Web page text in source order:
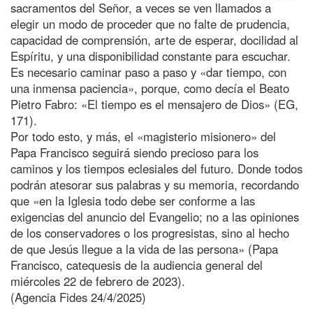
sacramentos del Señor, a veces se ven llamados a
elegir un modo de proceder que no falte de prudencia,
capacidad de comprensión, arte de esperar, docilidad al
Espíritu, y una disponibilidad constante para escuchar.
Es necesario caminar paso a paso y «dar tiempo, con
una inmensa paciencia», porque, como decía el Beato
Pietro Fabro: «El tiempo es el mensajero de Dios» (EG,
171).
Por todo esto, y más, el «magisterio misionero» del
Papa Francisco seguirá siendo precioso para los
caminos y los tiempos eclesiales del futuro. Donde todos
podrán atesorar sus palabras y su memoria, recordando
que «en la Iglesia todo debe ser conforme a las
exigencias del anuncio del Evangelio; no a las opiniones
de los conservadores o los progresistas, sino al hecho
de que Jesús llegue a la vida de las persona» (Papa
Francisco, catequesis de la audiencia general del
miércoles 22 de febrero de 2023).
(Agencia Fides 24/4/2025)